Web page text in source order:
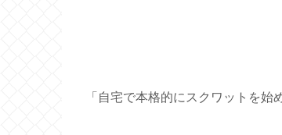
「自宅で本格的にスクワットを始